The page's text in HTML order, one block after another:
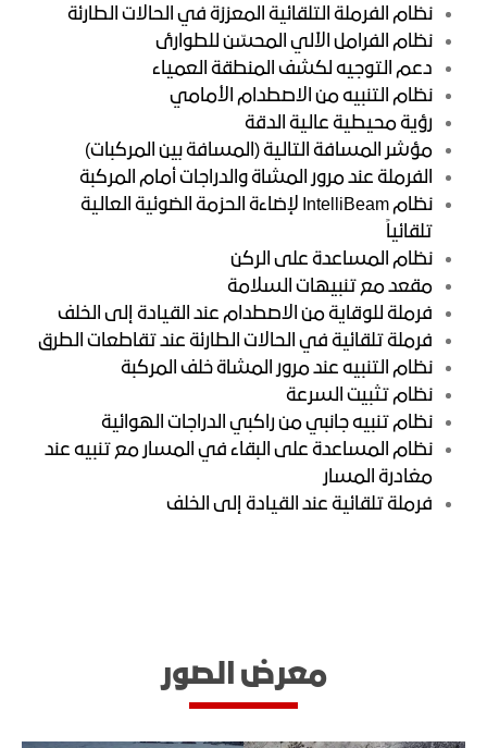
نظام الفرملة التلقائية المعززة في الحالات الطارئة
نظام الفرامل الآلي المحسّن للطوارئ
دعم التوجيه لكشف المنطقة العمياء
نظام التنبيه من الاصطدام الأمامي
رؤية محيطية عالية الدقة
مؤشر المسافة التالية (المسافة بين المركبات)
الفرملة عند مرور المشاة والدراجات أمام المركبة
نظام IntelliBeam لإضاءة الحزمة الضوئية العالية
تلقائياً
نظام المساعدة على الركن
مقعد مع تنبيهات السلامة
فرملة للوقاية من الاصطدام عند القيادة إلى الخلف
فرملة تلقائية في الحالات الطارئة عند تقاطعات الطرق
نظام التنبيه عند مرور المشاة خلف المركبة
نظام تثبيت السرعة
نظام تنبيه جانبي من راكبي الدراجات الهوائية
نظام المساعدة على البقاء في المسار مع تنبيه عند
مغادرة المسار
فرملة تلقائية عند القيادة إلى الخلف
معرض الصور